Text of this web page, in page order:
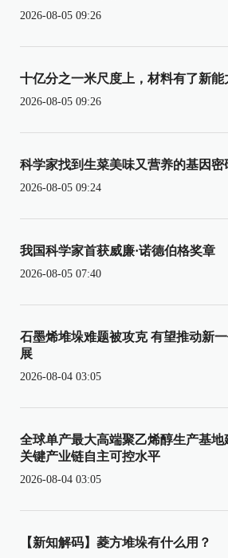
2026-08-05 09:26
十亿分之一米尺度上，材料有了新能
2026-08-05 09:26
科学家找到生菜美味又营养的基因密
2026-08-05 09:24
我国科学家首获威廉·诺德伯格奖章
2026-08-05 07:40
石墨烯堆垛难题被攻克 有望推动新
展
2026-08-04 03:05
全球单产最大高端聚乙烯醇生产基地
关键产业链自主可控水平
2026-08-04 03:05
【新知解码】菱方堆垛有什么用？